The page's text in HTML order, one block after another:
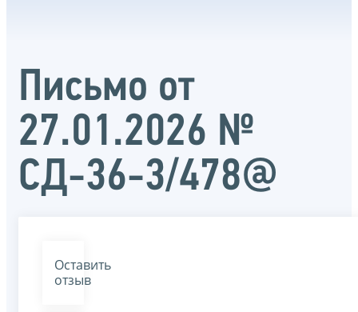
Письмо от
27.01.2026 №
СД-36-3/478@
Оставить
отзыв